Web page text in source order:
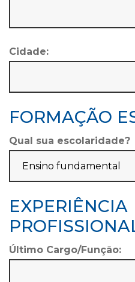
Cidade:
FORMAÇÃO
Qual sua escolaridade?
EXPERIÊNCIA
Último Cargo/Função: